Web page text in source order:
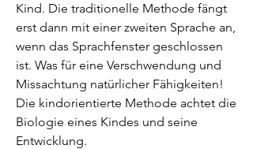
Kind. Die traditionelle Methode fängt
erst dann mit einer zweiten Sprache an,
wenn das Sprachfenster geschlossen
ist. Was für eine Verschwendung und
Missachtung natürlicher Fähigkeiten!
Die kindorientierte Methode achtet die
Biologie eines Kindes und seine
Entwicklung.